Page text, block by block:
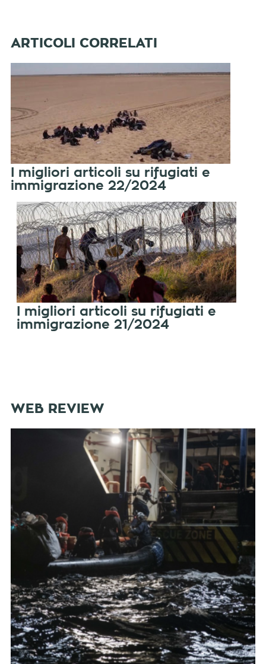
I migliori articoli su rifugiati e
immigrazione 22/2024
I migliori articoli su rifugiati e
immigrazione 21/2024
WEB REVIEW